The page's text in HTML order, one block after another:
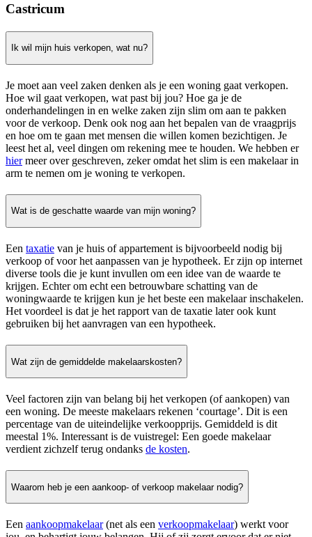
Castricum
Ik wil mijn huis verkopen, wat nu?
Je moet aan veel zaken denken als je een woning gaat verkopen.
Hoe wil gaat verkopen, wat past bij jou? Hoe ga je de
onderhandelingen in en welke zaken zijn slim om aan te pakken
voor de verkoop. Denk ook nog aan het bepalen van de vraagprijs
en hoe om te gaan met mensen die willen komen bezichtigen. Je
leest het al, veel dingen om rekening mee te houden. We hebben er
hiermeer over geschreven, zeker omdat het slim is een makelaar in
arm te nemen om je woning te verkopen.
Wat is de geschatte waarde van mijn woning?
Een taxatie van je huis of appartement is bijvoorbeeld nodig bij
verkoop of voor het aanpassen van je hypotheek. Er zijn op internet
diverse tools die je kunt invullen om een idee van de waarde te
krijgen. Echter om echt een betrouwbare schatting van de
woningwaarde te krijgen kun je het beste een makelaar inschakelen.
Het voordeel is dat je het rapport van de taxatie later ook kunt
gebruiken bij het aanvragen van een hypotheek.
Wat zijn de gemiddelde makelaarskosten?
Veel factoren zijn van belang bij het verkopen (of aankopen) van
een woning. De meeste makelaars rekenen ‘courtage’. Dit is een
percentage van de uiteindelijke verkoopprijs. Gemiddeld is dit
meestal 1%. Interessant is de vuistregel: Een goede makelaar
verdient zichzelf terug ondanks de kosten.
Waarom heb je een aankoop- of verkoop makelaar nodig?
Een aankoopmakelaar(net als een verkoopmakelaar) werkt voor